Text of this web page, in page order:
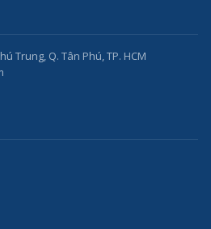
Trung, Q. Tân Phú, TP. HCM